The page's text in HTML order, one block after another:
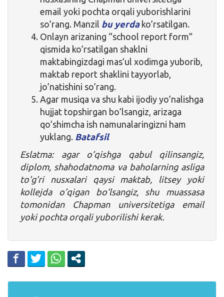
email yoki pochta orqali yuborishlarini
so’rang. Manzil bu yerdako’rsatilgan.
Onlayn arizaning “school report form”
qismida ko’rsatilgan shaklni
maktabingizdagi mas’ul xodimga yuborib,
maktab report shaklini tayyorlab,
jo’natishini so’rang.
Agar musiqa va shu kabi ijodiy yo’nalishga
hujjat topshirgan bo’lsangiz, arizaga
qo’shimcha ish namunalaringizni ham
yuklang. Batafsil
Eslatma: agar o’qishga qabul qilinsangiz,
diplom, shahodatnoma va baholarning asliga
to’g’ri nusxalari qaysi maktab, litsey yoki
kollejda o’qigan bo’lsangiz, shu muassasa
tomonidan Chapman universitetiga email
yoki pochta orqali yuborilishi kerak.